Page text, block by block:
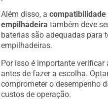
Além disso, acompatibilidade
empilhadeira também deve
baterias são adequadas para
empilhadeiras.
Por isso é importante
antes de fazer a escolha.
comprometer o desempenho
custos de operação.